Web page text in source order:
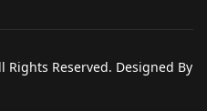
Rights Reserved. Designed By